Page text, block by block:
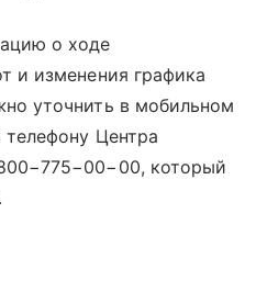
о ходе
и изменения графика
уточнить в мобильном
Центра
который